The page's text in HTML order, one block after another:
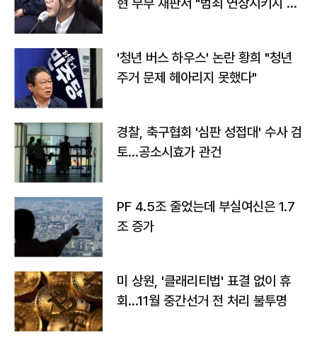
'청년 버스 하우스' 논란 황희 "청년
주거 문제 헤아리지 못했다"
경찰, 축구협회 '심판 성접대' 수사 검
토…공소시효가 관건
PF 4.5조 줄었는데 부실여신은 1.7
조 증가
미 상원, '클래리티법' 표결 없이 휴
회…11월 중간선거 전 처리 불투명